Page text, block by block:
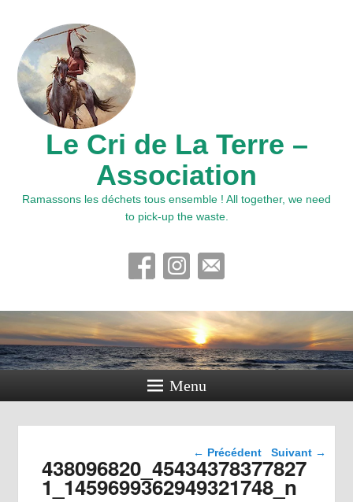
Le Cri de La Terre –
Association
Ramassons les déchets tous ensemble ! All together, we need
to pick-up the waste.
Menu
Navigation dans les
images
← Précédent Suivant →
438096820_45434378377827
1_1459699362949321748_n